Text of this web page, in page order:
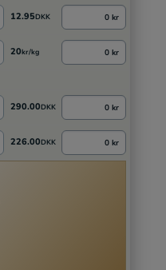
12.95DKK 0 kr
20kr/kg 0 kr
290.00DKK 0 kr
226.00DKK 0 kr